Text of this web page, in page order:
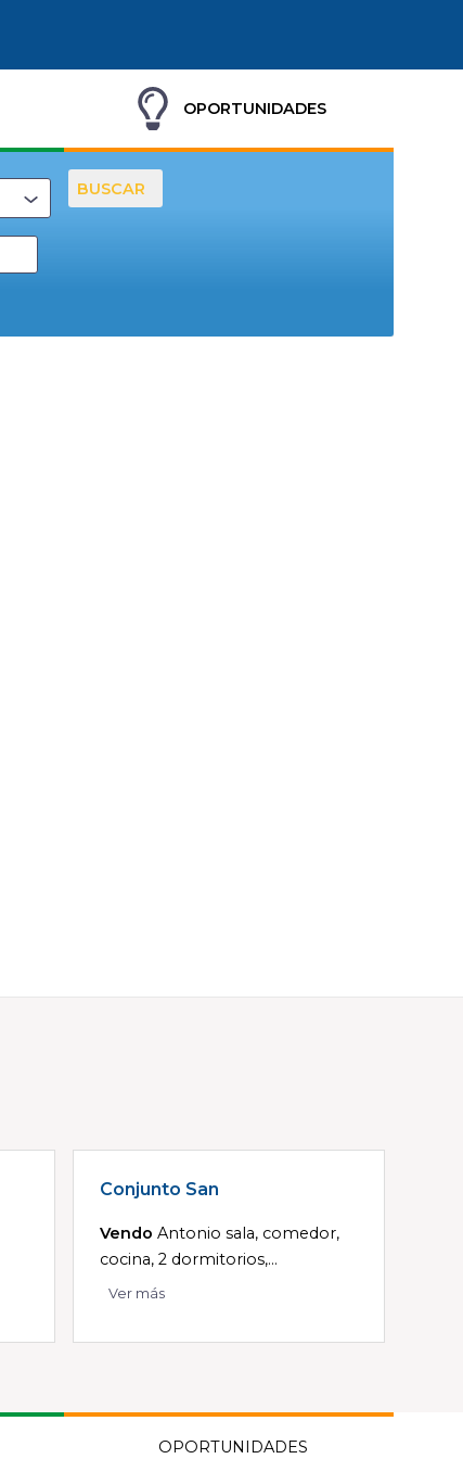
OPORTUNIDADES
BUSCAR
Conjunto San
Vendo Antonio sala, comedor,
cocina, 2 dormitorios,...
Ver más
OPORTUNIDADES